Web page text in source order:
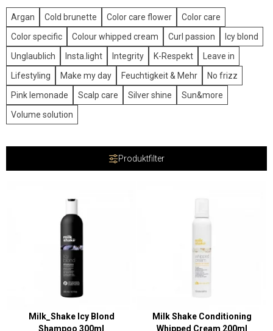
Argan Cold brunette Color care flower
Color care
Color specific
Colour whipped cream Curl passion
Icy blond
Unglaublich
Insta.light Integrity K-Respekt
Leave in
Lifestyling
Make my day Feuchtigkeit & Mehr
No frizz
Pink lemonade
Scalp care Silver shine
Sun&more
Volume solution
Produktfilter
Milk_Shake Icy Blond
Shampoo 300ml
Milk Shake Conditioning
Whipped Cream 200ml